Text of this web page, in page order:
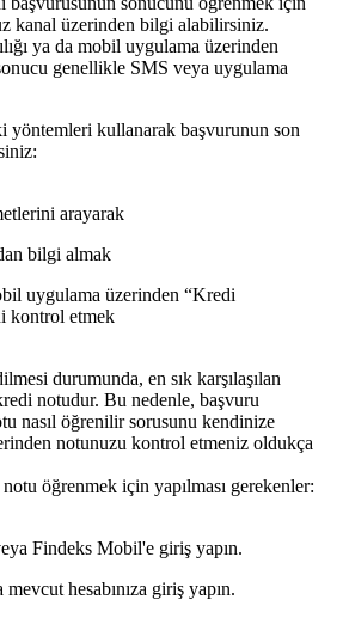
kanal üzerinden bilgi alabilirsiniz.
ya da mobil uygulama üzerinden
genellikle SMS veya uygulama
yöntemleri kullanarak başvurunun son
arayarak
bilgi almak
uygulama üzerinden “Kredi
kontrol etmek
durumunda, en sık karşılaşılan
notudur. Bu nedenle, başvuru
nasıl öğrenilir sorusunu kendinize
notunuzu kontrol etmeniz oldukça
öğrenmek için yapılması gerekenler:
Findeks Mobil'e giriş yapın.
hesabınıza giriş yapın.